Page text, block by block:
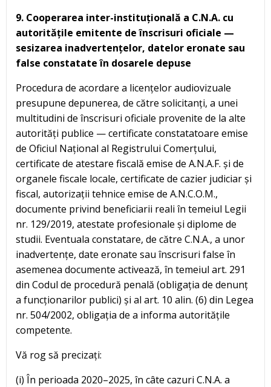
9. Cooperarea inter-instituțională a C.N.A. cu
autoritățile emitente de înscrisuri oficiale —
sesizarea inadvertențelor, datelor eronate sau
false constatate în dosarele depuse
Procedura de acordare a licențelor audiovizuale
presupune depunerea, de către solicitanți, a unei
multitudini de înscrisuri oficiale provenite de la alte
autorități publice — certificate constatatoare emise
de Oficiul Național al Registrului Comerțului,
certificate de atestare fiscală emise de A.N.A.F. și de
organele fiscale locale, certificate de cazier judiciar și
fiscal, autorizații tehnice emise de A.N.C.O.M.,
documente privind beneficiarii reali în temeiul Legii
nr. 129/2019, atestate profesionale și diplome de
studii. Eventuala constatare, de către C.N.A., a unor
inadvertențe, date eronate sau înscrisuri false în
asemenea documente activează, în temeiul art. 291
din Codul de procedură penală (obligația de denunț
a funcționarilor publici) și al art. 10 alin. (6) din Legea
nr. 504/2002, obligația de a informa autoritățile
competente.
Vă rog să precizați:
(i) În perioada 2020–2025, în câte cazuri C.N.A. a